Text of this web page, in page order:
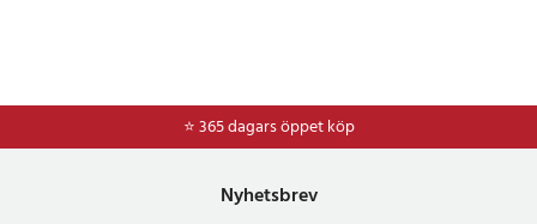
⭐ 365 dagars öppet köp
⭐Frakt 49kr *
Nyhetsbrev